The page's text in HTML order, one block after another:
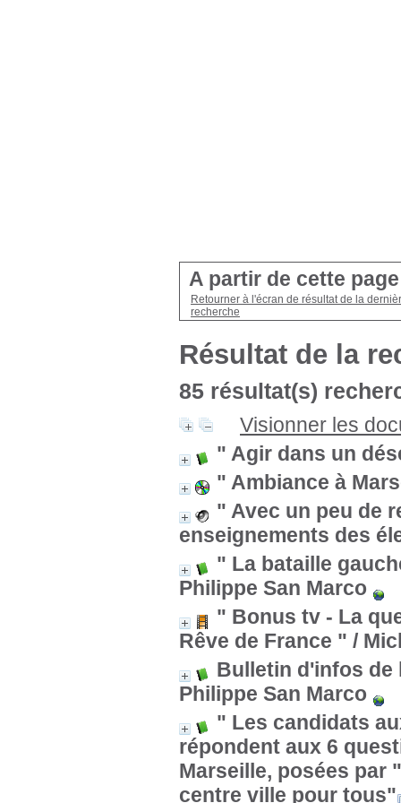
A partir de cette
Retourner à l'écran de résultat de la
recherche
Résultat de la
85 résultat(s)
Visionner les
" Agir dans un
" Ambiance à
" Avec un peu de
enseignements des
" La bataille
Philippe San Marco
" Bonus tv - La
Rêve de France " /
Bulletin d'infos de
Philippe San Marco
" Les candidats
répondent aux 6
Marseille, posées
centre ville pour tous"